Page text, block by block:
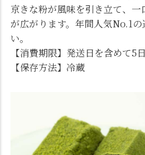
京きな粉が風味を引き立て、
が広がります。年間人気No.1
い。
【消費期限】発送日を含めて5日
【保存方法】冷蔵